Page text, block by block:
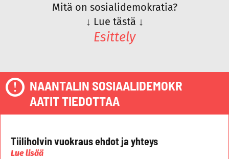
Mitä on sosialidemokratia?
↓ Lue tästä ↓
Esittely
NAANTALIN SOSIAALIDEMOKR
AATIT TIEDOTTAA
Tiiliholvin vuokraus ehdot ja yhteys
Lue lisää